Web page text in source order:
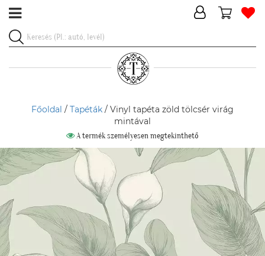
Főoldal / Tapéták / Vinyl tapéta zöld tölcsér virág
mintával
A termék személyesen megtekinthető